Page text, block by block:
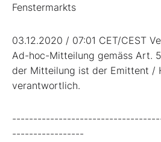
Fenstermarkts
03.12.2020 / 07:01 CET/CEST
Ad-hoc-Mitteilung gemäss Art.
der Mitteilung ist der Emittent /
verantwortlich.
-----------------